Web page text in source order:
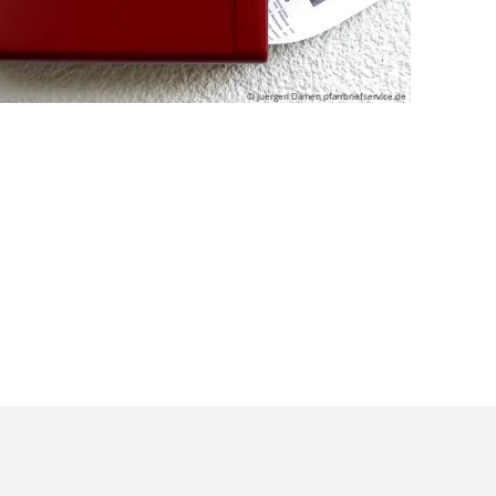
© Juergen Damen pfarrbriefservice.de